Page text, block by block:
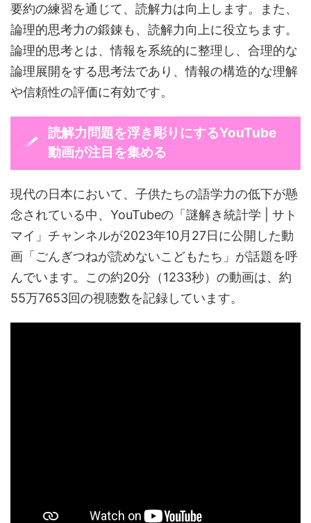
要約の練習を通じて、読解力は向上します。また、
論理的思考力の鍛錬も、読解力向上に役立ちます。
論理的思考とは、情報を系統的に整理し、合理的な
論理展開をする思考法であり、情報の構造的な理解
や信頼性の評価に有効です。
読解力問題を浮き彫りにするYouTube
動画が注目を集める
現代の日本において、子供たちの語学力の低下が懸
念されている中、YouTubeの「謎解き統計学 | サト
マイ」チャンネルが2023年10月27日に公開した動
画「ごんぎつねが読めないこどもたち」が話題を呼
んでいます。この約20分（1233秒）の動画は、約
55万7653回の視聴数を記録しています。